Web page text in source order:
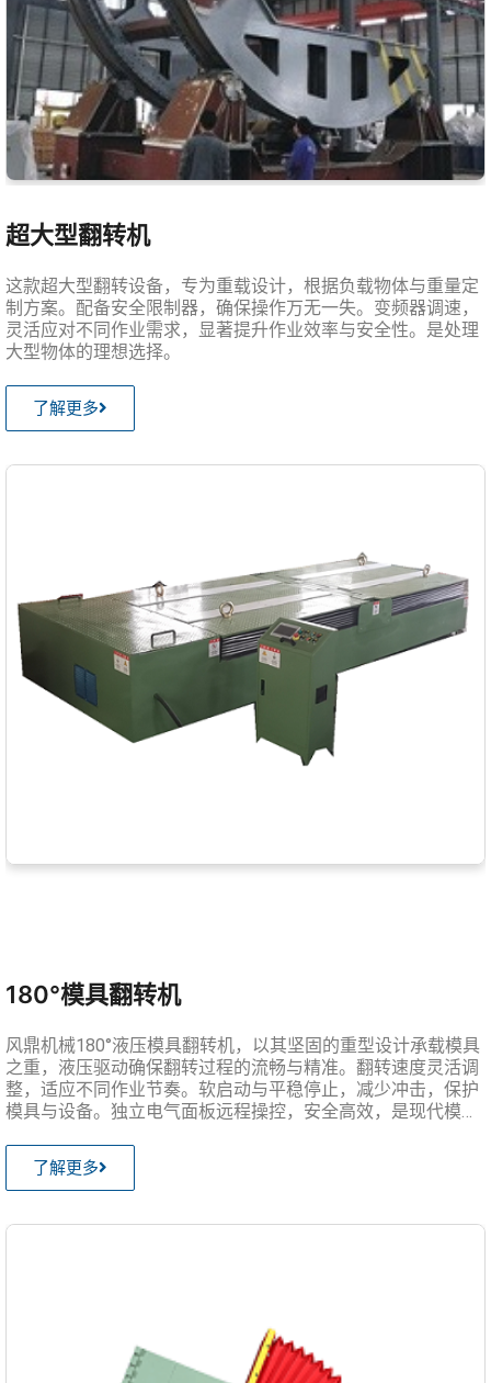
超大型翻转机
这款超大型翻转设备，专为重载设计，根据负载物体与重量定
制方案。配备安全限制器，确保操作万无一失。变频器调速，
灵活应对不同作业需求，显著提升作业效率与安全性。是处理
大型物体的理想选择。
了解更多
180°模具翻转机
风鼎机械180°液压模具翻转机，以其坚固的重型设计承载模具
之重，液压驱动确保翻转过程的流畅与精准。翻转速度灵活调
整，适应不同作业节奏。软启动与平稳停止，减少冲击，保护
模具与设备。独立电气面板远程操控，安全高效，是现代模具
了解更多